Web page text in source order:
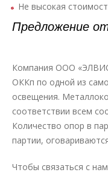
Не высокая
Предложение
Компания ООО
ОККп по одной из
освещения.
соответствии всем
Количество опор в
партии,
Чтобы связаться с